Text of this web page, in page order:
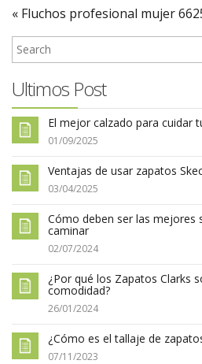
« Fluchos profesional mujer
Ultimos Post
El mejor calzado para cuidar
01/09/2025
Ventajas de usar zapatos
03/04/2025
Cómo deben ser las mejores
caminar
02/07/2024
¿Por qué los Zapatos Clarks
comodidad?
26/01/2024
¿Cómo es el tallaje de
07/11/2023